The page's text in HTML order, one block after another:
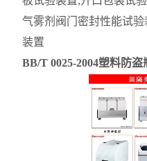
气雾剂阀门密封性能试
装置
BB/T 0025-2004塑料防